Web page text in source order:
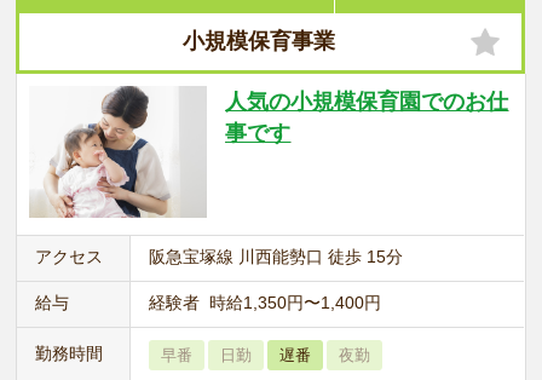
小規模保育事業
人気の小規模保育園でのお仕
事です
アクセス 阪急宝塚線 川西能勢口 徒歩 15分
給与 経験者 時給1,350円〜1,400円
勤務時間 早番 日勤 遅番 夜勤